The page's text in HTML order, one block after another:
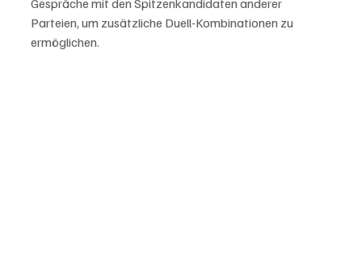
Gespräche mit den Spitzenkandidaten anderer
Parteien, um zusätzliche Duell-Kombinationen zu
ermöglichen.